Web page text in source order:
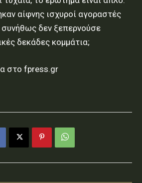
αίφνης ισχυροί αγοραστές
συνήθως δεν ξεπερνούσε
δεκάδες κομμάτια;
στο fpress.gr